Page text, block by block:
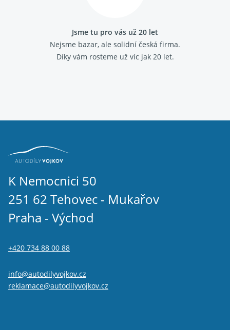
Jsme tu pro vás už 20 let
Nejsme bazar, ale solidní česká firma.
Díky vám rosteme už víc jak 20 let.
K Nemocnici 50
251 62 Tehovec - Mukařov
Praha - Východ
+420 734 88 00 88
info@autodilyvojkov.cz
reklamace@autodilyvojkov.cz